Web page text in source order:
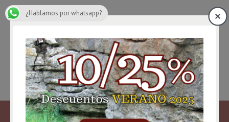
cuartel guardia civil Uña
¿Hablamos por whatsapp?